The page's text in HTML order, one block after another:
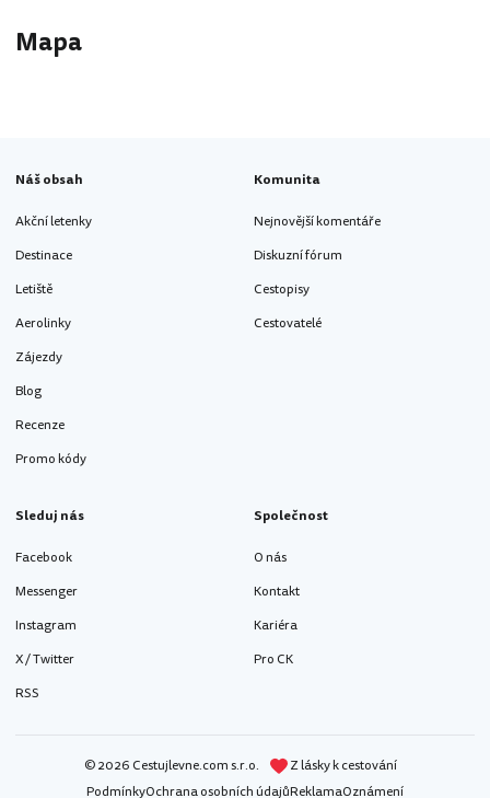
Mapa
Náš obsah
Akční letenky
Destinace
Letiště
Aerolinky
Zájezdy
Blog
Recenze
Promo kódy
Komunita
Nejnovější komentáře
Diskuzní fórum
Cestopisy
Cestovatelé
Sleduj nás
Facebook
Messenger
Instagram
X / Twitter
RSS
Společnost
O nás
Kontakt
Kariéra
Pro CK
© 2026 Cestujlevne.com s.r.o.
Z lásky k cestování
PodmínkyOchrana osobních údajůReklamaOznámení